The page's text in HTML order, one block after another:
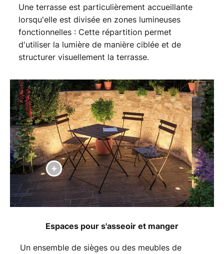
Une terrasse est particulièrement accueillante
lorsqu'elle est divisée en zones lumineuses
fonctionnelles : Cette répartition permet
d'utiliser la lumière de manière ciblée et de
structurer visuellement la terrasse.
Espaces pour s'asseoir et manger
Un ensemble de sièges ou des meubles de